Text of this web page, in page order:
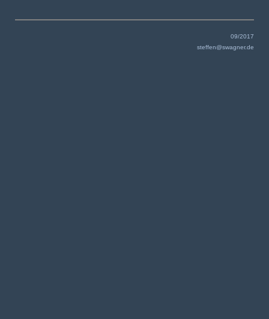
09/2017
steffen@swagner.de